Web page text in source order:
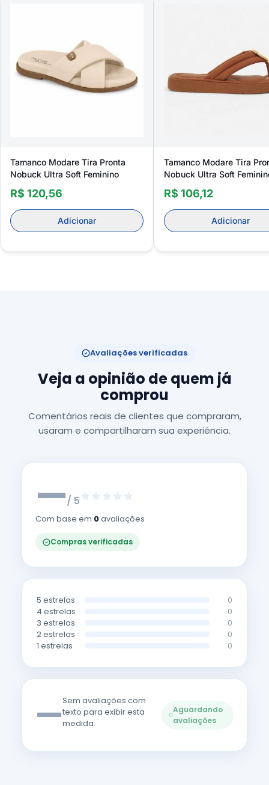
Tamanco Modare Tira Pronta
Nobuck Ultra Soft Feminino
R$ 120,56
Adicionar
Tamanco Modare Tira
Nobuck Ultra Soft
R$ 106,12
Adicionar
Avaliações verificadas
Veja a opinião de quem já
comprou
Comentários reais de clientes que compraram,
usaram e compartilharam sua experiência.
—/ 5
Com base em 0avaliações
Compras verificadas
5 estrelas 0
4 estrelas 0
3 estrelas 0
2 estrelas 0
1 estrelas 0
—Sem avaliações com
texto para exibir esta
medida.
Aguardando
avaliações